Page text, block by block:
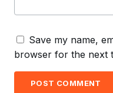
Save my name,
browser for the next
POST COMMENT